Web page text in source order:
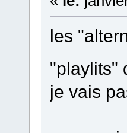
les
"playlits"
je vais